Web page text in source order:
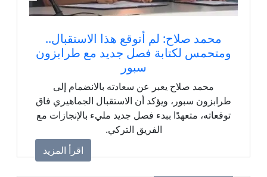
محمد صلاح: لم أتوقع هذا الاستقبال..
ومتحمس لكتابة فصل جديد مع طرابزون
سبور
محمد صلاح يعبر عن سعادته بالانضمام إلى
طرابزون سبور، ويؤكد أن الاستقبال الجماهيري فاق
توقعاته، متعهدًا ببدء فصل جديد مليء بالإنجازات مع
الفريق التركي.
اقرأ المزيد